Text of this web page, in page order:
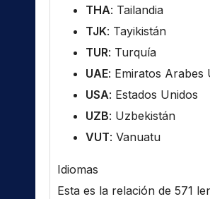
THA: Tailandia
TJK: Tayikistán
TUR: Turquía
UAE: Emiratos Arabes
USA: Estados Unidos
UZB: Uzbekistán
VUT: Vanuatu
Idiomas
Esta es la relación de 571